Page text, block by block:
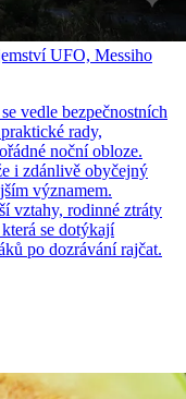
UFO, Messiho
vedle bezpečnostních
rady,
noční obloze.
i zdánlivě obyčejný
významem.
vztahy, rodinné ztráty
se dotýkají
po dozrávání rajčat.